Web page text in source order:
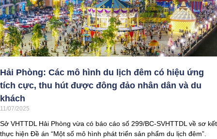
Hải Phòng: Các mô hình du lịch đêm có hiệu ứng
tích cực, thu hút được đông đảo nhân dân và du
khách
11/07/2025
Sở VHTTDL Hải Phòng vừa có báo cáo số 299/BC-SVHTTDL về sơ kết
thực hiện Đề án “Một số mô hình phát triển sản phẩm du lịch đêm”.